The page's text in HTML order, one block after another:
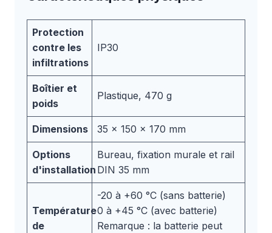
Protection
contre les
infiltrations
IP30
Boîtier et
poids
Plastique, 470 g
Dimensions 35 x 150 x 170 mm
Options
d'installation
Bureau, fixation murale et rail
DIN 35 mm
Température
de
-20 à +60 °C (sans batterie)
0 à +45 °C (avec batterie)
Remarque : la batterie peut